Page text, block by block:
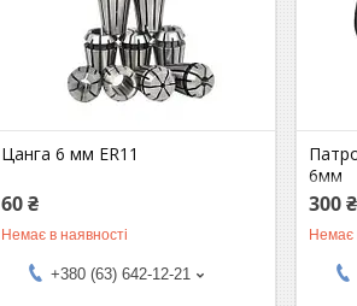
Цанга 6 мм ER11
60 ₴
Немає в наявності
+380 (63) 642-12-21
6мм
300 ₴
Немає